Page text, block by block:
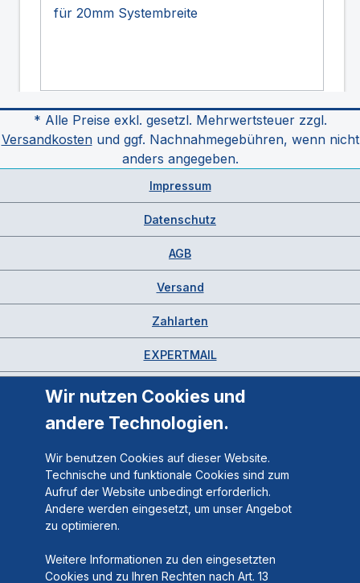
für 20mm Systembreite
* Alle Preise exkl. gesetzl. Mehrwertsteuer zzgl.
Versandkostenund ggf. Nachnahmegebühren, wenn nicht
anders angegeben.
Impressum
Datenschutz
AGB
Versand
Zahlarten
EXPERTMAIL
Wir nutzen Cookies und
andere Technologien.
Wir benutzen Cookies auf dieser Website.
Technische und funktionale Cookies sind zum
Aufruf der Website unbedingt erforderlich.
Andere werden eingesetzt, um unser Angebot
zu optimieren.
Weitere Informationen zu den eingesetzten
Cookies und zu Ihren Rechten nach Art. 13